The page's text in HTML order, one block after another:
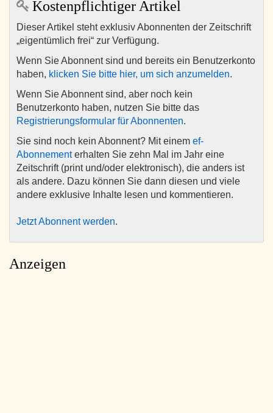
Kostenpflichtiger Artikel
Dieser Artikel steht exklusiv Abonnenten der Zeitschrift
„eigentümlich frei“ zur Verfügung.
Wenn Sie Abonnent sind und bereits ein Benutzerkonto
haben, klicken Sie bitte hier, um sich anzumelden.
Wenn Sie Abonnent sind, aber noch kein
Benutzerkonto haben, nutzen Sie bitte das
Registrierungsformular für Abonnenten.
Sie sind noch kein Abonnent? Mit einem ef-
Abonnementerhalten Sie zehn Mal im Jahr eine
Zeitschrift (print und/oder elektronisch), die anders ist
als andere. Dazu können Sie dann diesen und viele
andere exklusive Inhalte lesen und kommentieren.
Jetzt Abonnent werden.
Anzeigen